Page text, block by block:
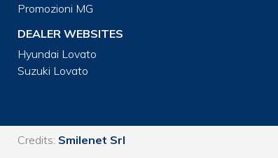
Promozioni MG
DEALER WEBSITES
Hyundai Lovato
Suzuki Lovato
Credits: Smilenet Srl